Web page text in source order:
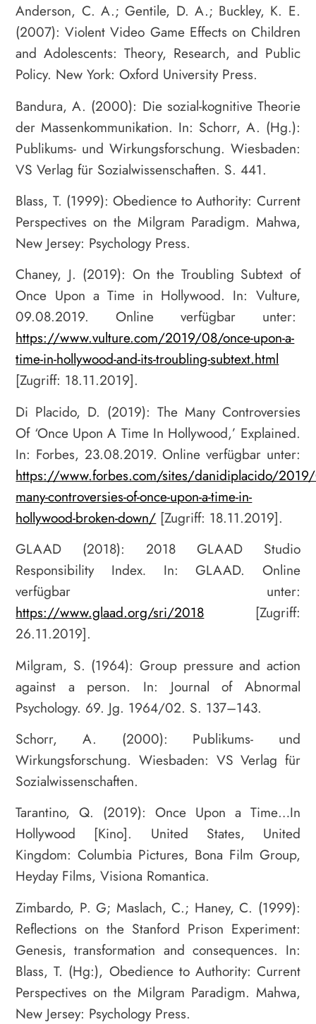
Anderson, C. A.; Gentile, D. A.; Buckley, K. E.
(2007): Violent Video Game Effects on Children
and Adolescents: Theory, Research, and Public
Policy. New York: Oxford University Press.
Bandura, A. (2000): Die sozial-kognitive Theorie
der Massenkommunikation. In: Schorr, A. (Hg.):
Publikums- und Wirkungsforschung. Wiesbaden:
VS Verlag für Sozialwissenschaften. S. 441.
Blass, T. (1999): Obedience to Authority: Current
Perspectives on the Milgram Paradigm. Mahwa,
New Jersey: Psychology Press.
Chaney, J. (2019): On the Troubling Subtext of
Once Upon a Time in Hollywood. In: Vulture,
09.08.2019. Online verfügbar unter:
https://www.vulture.com/2019/08/once-upon-a-
time-in-hollywood-and-its-troubling-subtext.html
[Zugriff: 18.11.2019].
Di Placido, D. (2019): The Many Controversies
Of ‘Once Upon A Time In Hollywood,’ Explained.
In: Forbes, 23.08.2019. Online verfügbar unter:
https://www.forbes.com/sites/danidiplacido/
many-controversies-of-once-upon-a-time-in-
hollywood-broken-down/ [Zugriff: 18.11.2019].
GLAAD (2018): 2018 GLAAD Studio
Responsibility Index. In: GLAAD. Online
verfügbar unter:
https://www.glaad.org/sri/2018 [Zugriff:
26.11.2019].
Milgram, S. (1964): Group pressure and action
against a person. In: Journal of Abnormal
Psychology. 69. Jg. 1964/02. S. 137–143.
Schorr, A. (2000): Publikums- und
Wirkungsforschung. Wiesbaden: VS Verlag für
Sozialwissenschaften.
Tarantino, Q. (2019): Once Upon a Time…In
Hollywood [Kino]. United States, United
Kingdom: Columbia Pictures, Bona Film Group,
Heyday Films, Visiona Romantica.
Zimbardo, P. G; Maslach, C.; Haney, C. (1999):
Reflections on the Stanford Prison Experiment:
Genesis, transformation and consequences. In:
Blass, T. (Hg:), Obedience to Authority: Current
Perspectives on the Milgram Paradigm. Mahwa,
New Jersey: Psychology Press.